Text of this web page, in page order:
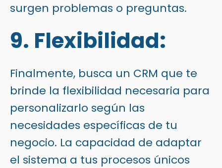
surgen problemas o preguntas.
9. Flexibilidad:
Finalmente, busca un CRM que te
brinde la flexibilidad necesaria para
personalizarlo según las
necesidades específicas de tu
negocio. La capacidad de adaptar
el sistema a tus procesos únicos